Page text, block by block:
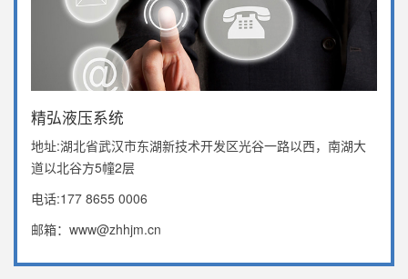
精弘液压系统
地址:湖北省武汉市东湖新技术开发区光谷一路以西，南湖大
道以北谷方5幢2层
电话:177 8655 0006
邮箱：www@zhhjm.cn